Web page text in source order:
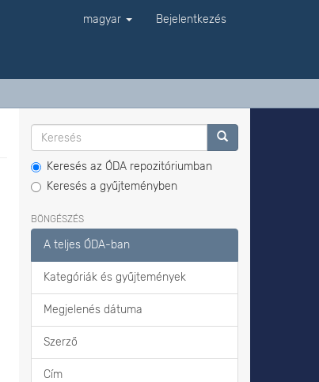
magyar Bejelentkezés
Keresés az ÓDA repozitóriumban
Keresés a gyűjteményben
BÖNGÉSZÉS
A teljes ÓDA-ban
Kategóriák és gyűjtemények
Megjelenés dátuma
Szerző
Cím